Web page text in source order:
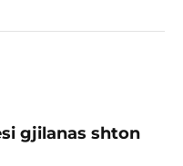
gjilanas shton